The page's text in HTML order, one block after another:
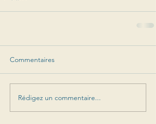
Commentaires
Rédigez un commentaire...